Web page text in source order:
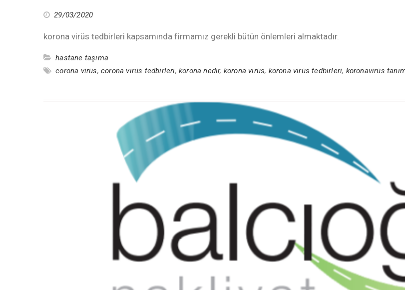
29/03/2020
korona virüs tedbirleri kapsamında firmamız gerekli bütün önlemleri almaktadır.
hastane taşıma
corona virüs,corona virüs tedbirleri,korona nedir, korona virüs, korona virüs tedbirleri, koronavirüs